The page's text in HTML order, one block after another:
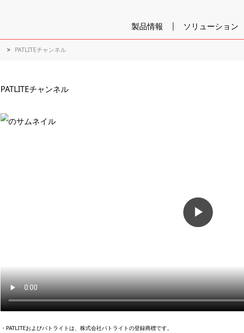
製品情報 ソリューション
PATLITEチャンネル
PATLITEチャンネル
▶
・PATLITEおよびパトライトは、株式会社パトライトの登録商標です。